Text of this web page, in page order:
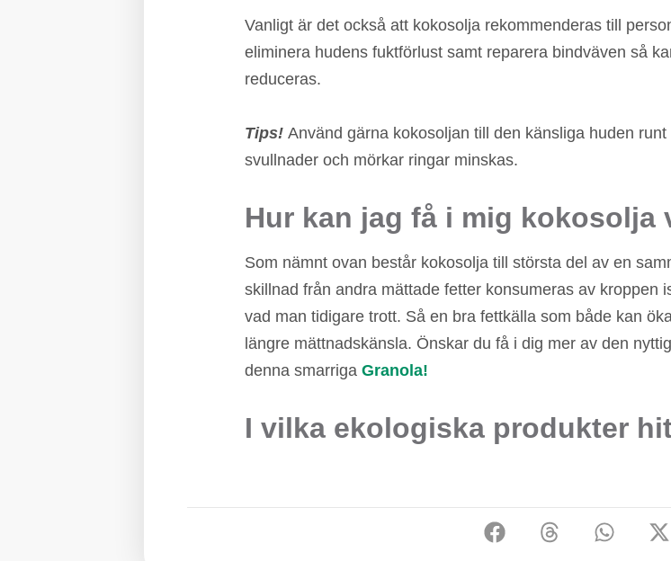
Vanligt är det också att kokosolja rekommenderas till
eliminera hudens fuktförlust samt reparera bindväven så
reduceras.
Tips! Använd gärna kokosoljan till den känsliga huden
svullnader och mörkar ringar minskas.
Hur kan jag få i mig kokosolja
Som nämnt ovan består kokosolja till största del av en
skillnad från andra mättade fetter konsumeras av kroppen
vad man tidigare trott. Så en bra fettkälla som både kan
längre mättnadskänsla. Önskar du få i dig mer av den
denna smarriga Granola!
I vilka ekologiska produkter